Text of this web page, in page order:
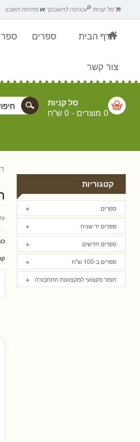
סל קניות כניסה לחשבונך אופתיחת חשבון
דף הבית ספרים
צור קשר
סל קניות
0 מוצרים - 0 ש"ח
קטגוריות
ספרים
ספרים יד שניה
ספרים חדשים
ספרים ב-100 ש"ח
חומר מקצועי למקצועות התחבורה